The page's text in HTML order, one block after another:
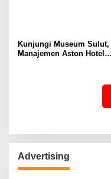
Kunjungi Museum Sulut,
Manajemen Aston Hotel
Advertising